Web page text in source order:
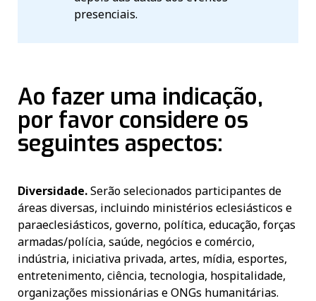
presenciais.
Ao fazer uma indicação,
por favor considere os
seguintes aspectos:
Diversidade.Serão selecionados participantes de
áreas diversas, incluindo ministérios eclesiásticos e
paraeclesiásticos, governo, política, educação, forças
armadas/polícia, saúde, negócios e comércio,
indústria, iniciativa privada, artes, mídia, esportes,
entretenimento, ciência, tecnologia, hospitalidade,
organizações missionárias e ONGs humanitárias.